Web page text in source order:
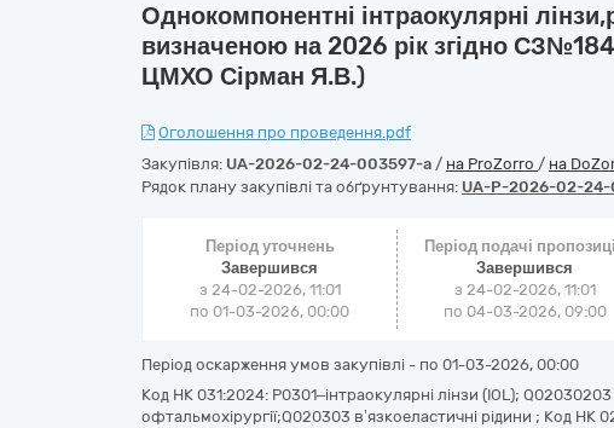
Однокомпонентні інтраокулярні
визначеною на 2026 рік згідно
ЦМХО Сірман Я.В.)
Оголошення про проведення.pdf
Закупівля: UA-2026-02-24-003597-a / на ProZorro / на
Рядок плану закупівлі та обґрунтування: UA-P-2026-02-
Період уточнень
Завершився
з 24-02-2026, 11:01
по 01-03-2026, 00:00
Період подачі
Завершився
з 24-02-2026, 11:01
по 04-03-2026, 09:00
Період оскарження умов закупівлі - по 01-03-2026, 00:00
Код НК 031:2024: P0301–інтраокулярні лінзи (IOL);
офтальмохірургії;Q020303 в’язкоеластичні рідини ; Код НК